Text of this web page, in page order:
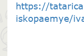
https://
iskopaemye/